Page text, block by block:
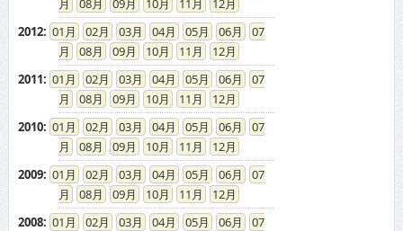
08
09 10 11
12
2012: 01 02 03 04 05 06
07
08
09 10 11
12
2011: 01 02 03 04 05 06
07
08
09 10 11
12
2010: 01 02 03 04 05 06
07
08
09 10 11
12
2009: 01 02 03 04 05 06
07
08
09 10 11
12
2008: 01 02 03 04 05 06
07